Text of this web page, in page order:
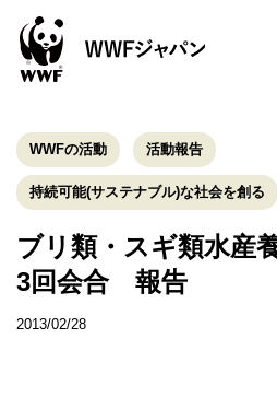
WWFの活動 活動報告
持続可能(サステナブル)な社会を創る
ブリ類・スギ類水産
3回会合 報告
2013/02/28